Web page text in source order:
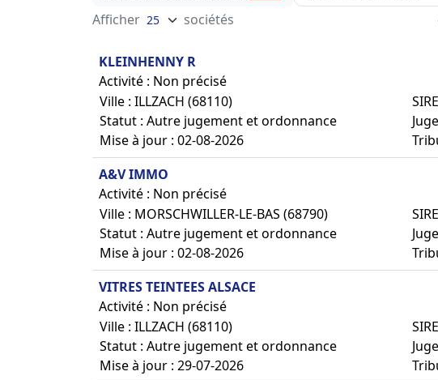
Afficher
sociétés
KLEINHENNY R
Activité : Non précisé
Ville : ILLZACH (68110)
Statut : Autre jugement et ordonnance
Mise à jour : 02-08-2026
A&V IMMO
Activité : Non précisé
Ville : MORSCHWILLER-LE-BAS (68790)
Statut : Autre jugement et ordonnance
Mise à jour : 02-08-2026
VITRES TEINTEES ALSACE
Activité : Non précisé
Ville : ILLZACH (68110)
Statut : Autre jugement et ordonnance
Mise à jour : 29-07-2026